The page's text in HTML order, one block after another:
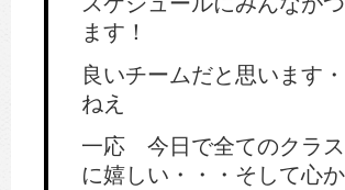
ます！
良いチームだと思います
ねえ
一応 今日で全てのクラ
に嬉しい・・・そして心